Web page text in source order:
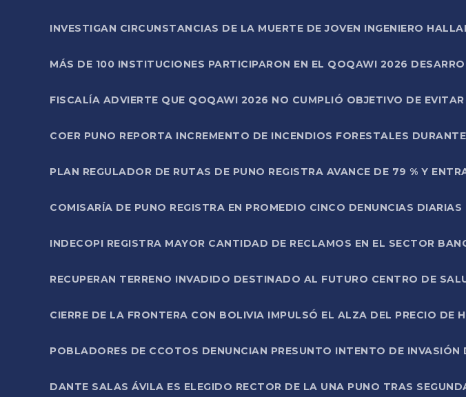
INVESTIGAN CIRCUNSTANCIAS DE LA MUERTE DE JOVEN INGENIERO
MÁS DE 100 INSTITUCIONES PARTICIPARON EN EL QOQAWI 2026
FISCALÍA ADVIERTE QUE QOQAWI 2026 NO CUMPLIÓ OBJETIVO DE
COER PUNO REPORTA INCREMENTO DE INCENDIOS FORESTALES
PLAN REGULADOR DE RUTAS DE PUNO REGISTRA AVANCE DE 79 % Y
COMISARÍA DE PUNO REGISTRA EN PROMEDIO CINCO DENUNCIAS
INDECOPI REGISTRA MAYOR CANTIDAD DE RECLAMOS EN EL SECTOR
RECUPERAN TERRENO INVADIDO DESTINADO AL FUTURO CENTRO DE
CIERRE DE LA FRONTERA CON BOLIVIA IMPULSÓ EL ALZA DEL PRECIO DE
POBLADORES DE CCOTOS DENUNCIAN PRESUNTO INTENTO DE INVASIÓN
DANTE SALAS ÁVILA ES ELEGIDO RECTOR DE LA UNA PUNO TRAS